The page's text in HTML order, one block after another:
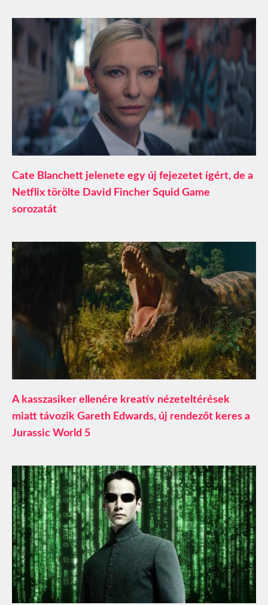
Cate Blanchett jelenete egy új fejezetet ígért, de a
Netflix törölte David Fincher Squid Game
sorozatát
A kasszasiker ellenére kreatív nézeteltérések
miatt távozik Gareth Edwards, új rendezőt keres a
Jurassic World 5